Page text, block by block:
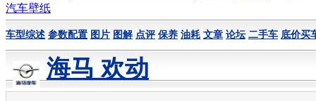
汽车壁纸
车型综述 参数配置 图片 图解 点评 保养 油耗 文章 论坛 二手车 底价买
海马 欢动